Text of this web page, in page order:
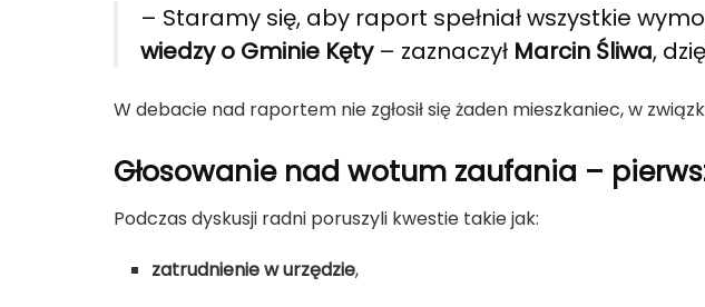
– Staramy się, aby raport spełniał wszystkie
wiedzy o Gminie Kęty– zaznaczył Marcin Śliwa,
W debacie nad raportem nie zgłosił się żaden mieszkaniec, w
Głosowanie nad wotum zaufania –
Podczas dyskusji radni poruszyli kwestie takie jak:
zatrudnienie w urzędzie,